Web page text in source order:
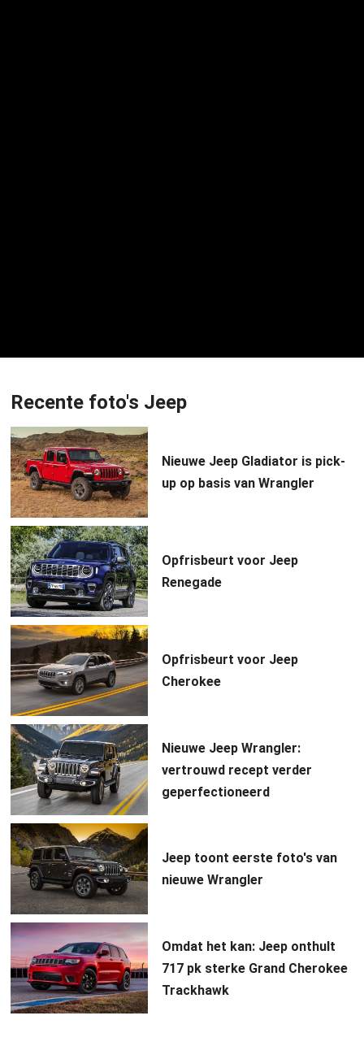
Recente foto's Jeep
Nieuwe Jeep Gladiator is pick-
up op basis van Wrangler
Opfrisbeurt voor Jeep
Renegade
Opfrisbeurt voor Jeep
Cherokee
Nieuwe Jeep Wrangler:
vertrouwd recept verder
geperfectioneerd
Jeep toont eerste foto's van
nieuwe Wrangler
Omdat het kan: Jeep onthult
717 pk sterke Grand Cherokee
Trackhawk